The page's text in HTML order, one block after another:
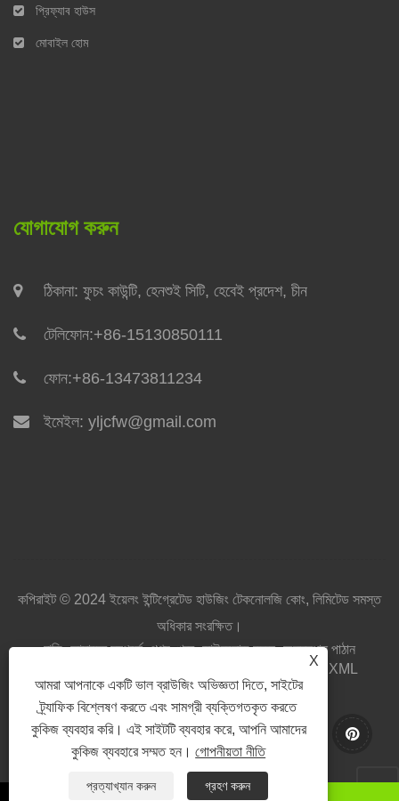
প্রিফ্যাব হাউস
মোবাইল হোম
যোগাযোগ করুন
ঠিকানা: ফুচং কাউন্টি, হেনশুই সিটি, হেবেই প্রদেশ, চীন
টেলিফোন:+86-15130850111
ফোন:+86-13473811234
ইমেইল: yljcfw@gmail.com
কপিরাইট © 2024 ইয়েলং ইন্টিগ্রেটেড হাউজিং টেকনোলজি কোং, লিমিটেড সমস্ত
অধিকার সংরক্ষিত।
বাড়ি আমাদের সম্পর্কে পণ্য খবর ডাউনলোড করুন অনুসন্ধান পাঠান
RSS
XML
Privacy Policy
X
আমরা আপনাকে একটি ভাল ব্রাউজিং অভিজ্ঞতা দিতে, সাইটের
ট্র্যাফিক বিশ্লেষণ করতে এবং সামগ্রী ব্যক্তিগতকৃত করতে
কুকিজ ব্যবহার করি। এই সাইটটি ব্যবহার করে, আপনি আমাদের
কুকিজ ব্যবহারে সম্মত হন।গোপনীয়তা নীতি
প্রত্যাখ্যান করুন গ্রহণ করুন